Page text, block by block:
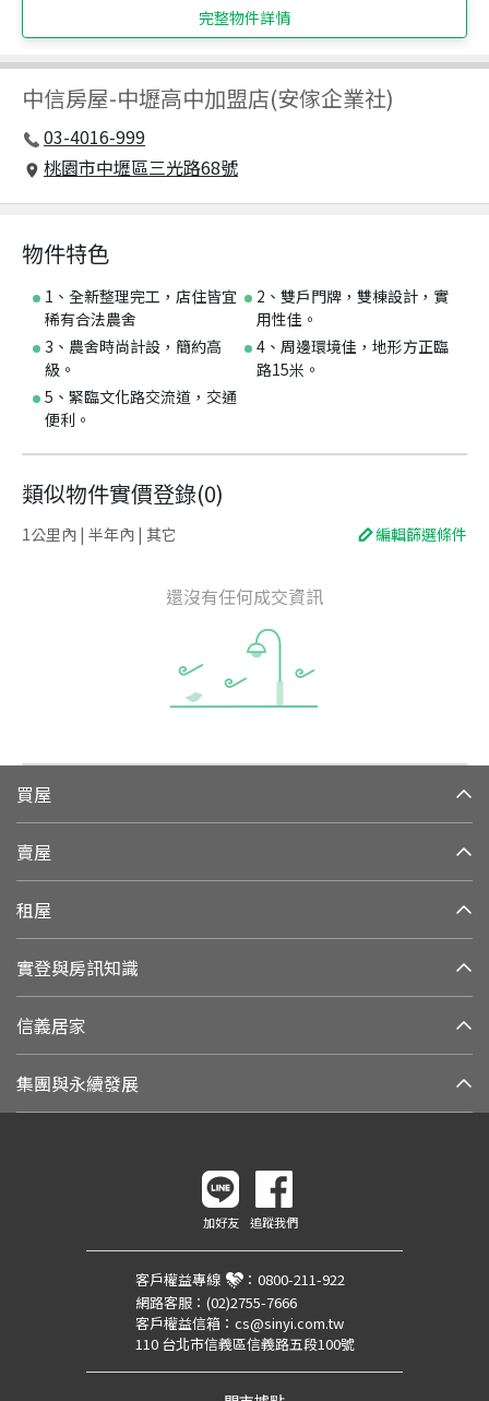
完整物件詳情
中信房屋-中壢高中加盟店(安傢企業社)
03-4016-999
桃園市中壢區三光路68號
物件特色
1、全新整理完工，店住皆宜
稀有合法農舍
2、雙戶門牌，雙棟設計，實
用性佳。
3、農舍時尚計設，簡約高
級。
4、周邊環境佳，地形方正臨
路15米。
5、緊臨文化路交流道，交通
便利。
類似物件實價登錄(0)
1公里內 | 半年內 | 其它 編輯篩選條件
還沒有任何成交資訊
買屋
賣屋
租屋
實登與房訊知識
信義居家
集團與永續發展
加好友 追蹤我們
客戶權益專線 ： 0800-211-922
網路客服： (02)2755-7666
客戶權益信箱： cs@sinyi.com.tw
110 台北市信義區信義路五段100號